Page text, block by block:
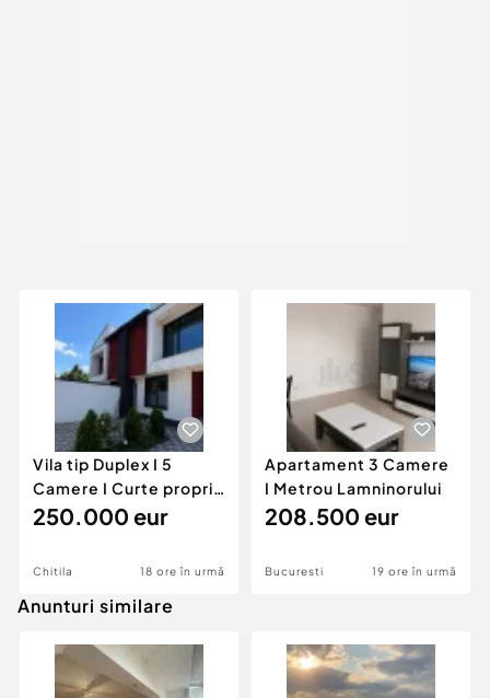
Vila tip Duplex I 5
Camere I Curte proprie
I Chitila
250.000 eur
Chitila 18 ore în urmă
Apartament 3 Camere
I Metrou Lamninorului
208.500 eur
Bucuresti 19 ore în urmă
Anunturi similare